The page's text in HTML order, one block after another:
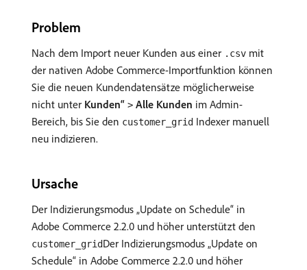
Problem
Nach dem Import neuer Kunden aus einer .csv mit
der nativen Adobe Commerce-Importfunktion können
Sie die neuen Kundendatensätze möglicherweise
nicht unter Kunden“ > Alle Kunden im Admin-
Bereich, bis Sie den customer_grid Indexer manuell
neu indizieren.
Ursache
Der Indizierungsmodus „Update on Schedule“ in
Adobe Commerce 2.2.0 und höher unterstützt den
customer_gridDer Indizierungsmodus „Update on
Schedule“ in Adobe Commerce 2.2.0 und höher